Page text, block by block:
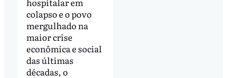
colapso e o povo
mergulhado na
maior crise
econômica e social
das últimas
décadas, o